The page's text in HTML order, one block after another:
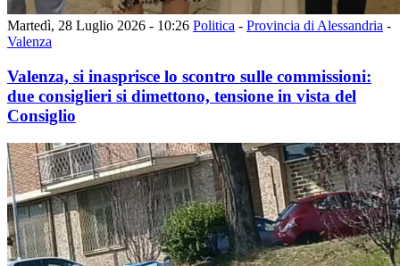
Martedì, 28 Luglio 2026 - 10:26 Politica - Provincia di Alessandria -
Valenza
Valenza, si inasprisce lo scontro sulle commissioni:
due consiglieri si dimettono, tensione in vista del
Consiglio